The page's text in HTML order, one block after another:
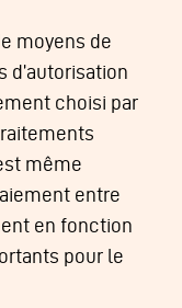
moyens de
d’autorisation
choisi par
même
entre
en fonction
pour le